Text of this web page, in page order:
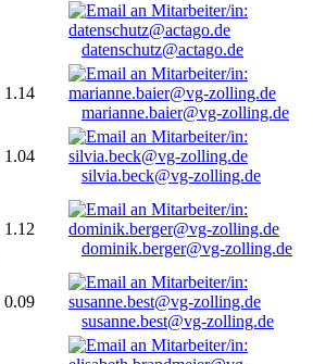
datenschutz@actago.de
1.14
marianne.baier@vg-zolling.de
1.04
silvia.beck@vg-zolling.de
1.12
dominik.berger@vg-zolling.de
0.09
susanne.best@vg-zolling.de